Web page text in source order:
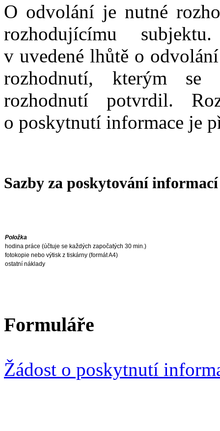
O odvolání je nutné
rozhodujícímu
v uvedené lhůtě o
rozhodnutí, kterým se
rozhodnutí potvrdil.
o poskytnutí informace je
Sazby za poskytování informací
Položka
hodina práce (účtuje se každých započatých 30 min.)
fotokopie nebo výtisk z tiskárny (formát A4)
ostatní náklady
Formuláře
Žádost o poskytnutí